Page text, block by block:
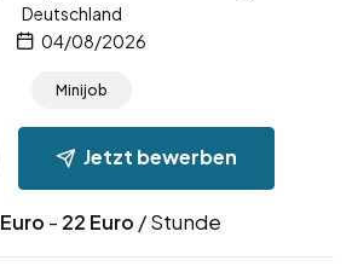
Deutschland
04/08/2026
Minijob
Jetzt bewerben
Euro - 22 Euro / Stunde